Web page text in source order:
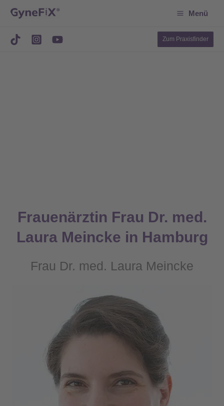
springen
Menü
Zum Praxisfinder
Frauenärztin Frau Dr. med.
Laura Meincke in Hamburg
Frau Dr. med. Laura Meincke